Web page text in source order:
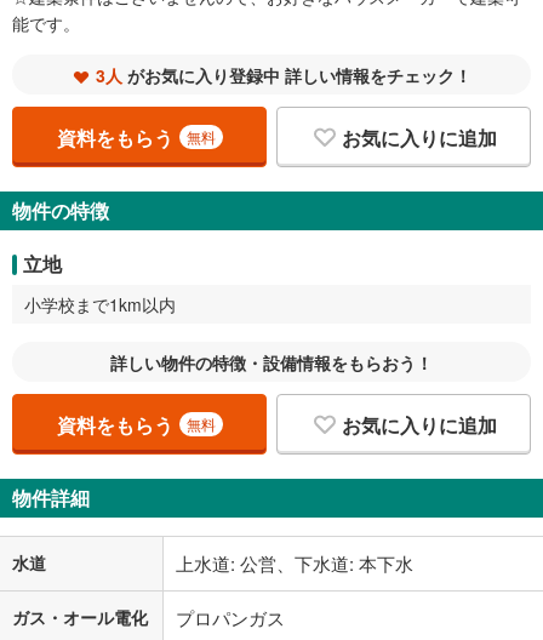
能です。
3人 がお気に入り登録中 詳しい情報をチェック！
資料をもらう 無料 お気に入りに追加
物件の特徴
立地
小学校まで1km以内
詳しい物件の特徴・設備情報をもらおう！
資料をもらう 無料 お気に入りに追加
物件詳細
水道 上水道: 公営、下水道: 本下水
ガス・オール電化 プロパンガス